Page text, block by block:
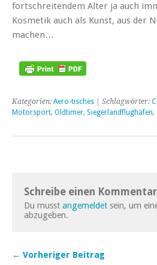
fortschreitendem Alter ja auch
Kosmetik auch als Kunst, aus der
machen…
Kategorien: Aero-tisches | Schlagwörter:
Motorsport, Oldtimer, Siegerlandflughafen,
Schreibe einen Kommentar
Du musst angemeldet sein, um
abzugeben.
← Vorheriger Beitrag